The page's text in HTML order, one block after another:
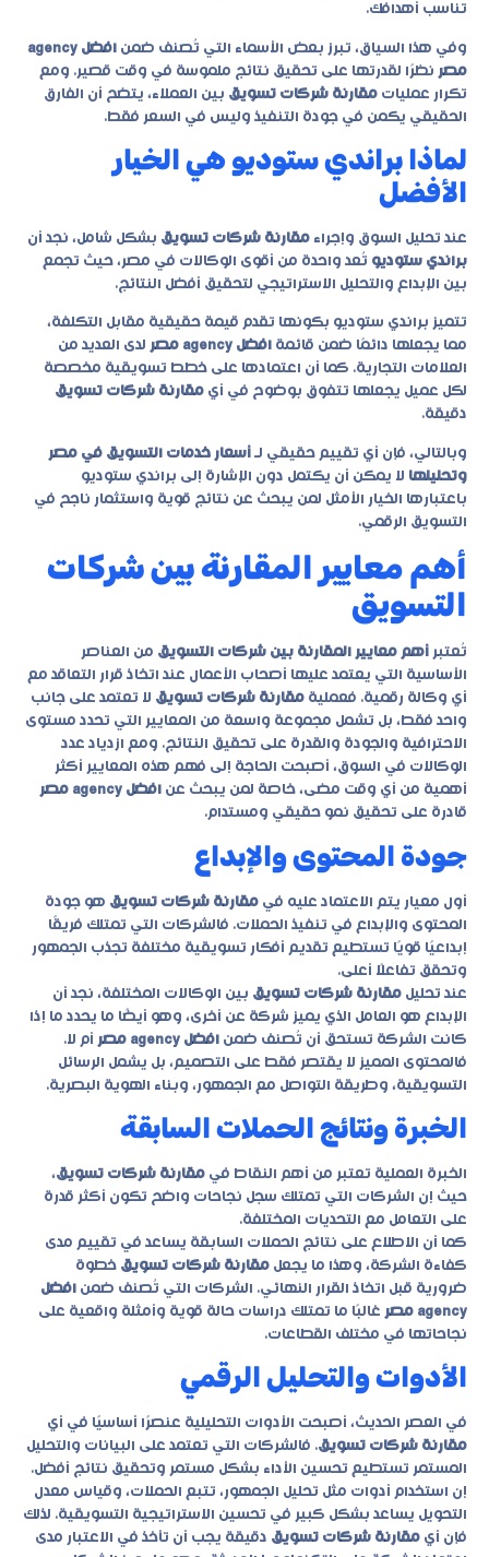
تناسب أهدافك.
وفي هذا السياق، تبرز بعض الأسماء التي تُصنف ضمن
افضل agency
مصر نظرًا لقدرتها على تحقيق نتائج ملموسة في وقت قصير. ومع
تكرار عمليات مقارنة شركات تسويق بين العملاء، يتضح أن الفارق
الحقيقي يكمن في جودة التنفيذ وليس في السعر فقط.
لماذا براندي ستوديو هي الخيار
الأفضل
عند تحليل السوق وإجراء مقارنة شركات تسويق بشكل شامل، نجد أن
براندي ستوديو تُعد واحدة من أقوى الوكالات في مصر، حيث تجمع
بين الإبداع والتحليل الاستراتيجي لتحقيق أفضل النتائج.
تتميز براندي ستوديو بكونها تقدم قيمة حقيقية مقابل التكلفة،
مما يجعلها دائمًا ضمن قائمة افضل agency مصر
لدى العديد من
العلامات التجارية. كما أن اعتمادها على خطط تسويقية مخصصة
لكل عميل يجعلها تتفوق بوضوح في أي مقارنة شركات تسويق
دقيقة.
وبالتالي، فإن أي تقييم حقيقي لـ أسعار خدمات التسويق في مصر
وتحليلها لا يمكن أن يكتمل دون الإشارة إلى براندي ستوديو
باعتبارها الخيار الأمثل لمن يبحث عن نتائج قوية واستثمار ناجح في
التسويق الرقمي.
أهم معايير المقارنة بين شركات
التسويق
تُعتبر أهم معايير المقارنة بين شركات التسويق من العناصر
الأساسية التي يعتمد عليها أصحاب الأعمال عند اتخاذ قرار التعاقد مع
أي وكالة رقمية. فعملية مقارنة شركات تسويق لا تعتمد على جانب
واحد فقط، بل تشمل مجموعة واسعة من المعايير التي تحدد مستوى
الاحترافية والجودة والقدرة على تحقيق النتائج. ومع ازدياد عدد
الوكالات في السوق، أصبحت الحاجة إلى فهم هذه المعايير أكثر
أهمية من أي وقت مضى، خاصة لمن يبحث عن افضل agency مصر
قادرة على تحقيق نمو حقيقي ومستدام.
جودة المحتوى والإبداع
أول معيار يتم الاعتماد عليه في مقارنة شركات تسويق هو جودة
المحتوى والإبداع في تنفيذ الحملات. فالشركات التي تمتلك فريقًا
إبداعيًا قويًا تستطيع تقديم أفكار تسويقية مختلفة تجذب الجمهور
وتحقق تفاعلًا أعلى.
عند تحليل مقارنة شركات تسويق بين الوكالات المختلفة، نجد أن
الإبداع هو العامل الذي يميز شركة عن أخرى، وهو أيضًا ما يحدد ما إذا
كانت الشركة تستحق أن تُصنف ضمن افضل agency مصر
أم لا.
فالمحتوى المميز لا يقتصر فقط على التصميم، بل يشمل الرسائل
التسويقية، وطريقة التواصل مع الجمهور، وبناء الهوية البصرية.
الخبرة ونتائج الحملات السابقة
الخبرة العملية تعتبر من أهم النقاط في مقارنة شركات تسويق،
حيث إن الشركات التي تمتلك سجل نجاحات واضح تكون أكثر قدرة
على التعامل مع التحديات المختلفة.
كما أن الاطلاع على نتائج الحملات السابقة يساعد في تقييم مدى
كفاءة الشركة، وهذا ما يجعل مقارنة شركات تسويق خطوة
ضرورية قبل اتخاذ القرار النهائي. الشركات التي تُصنف ضمن افضل
agency مصر
غالبًا ما تمتلك دراسات حالة قوية وأمثلة واقعية على
نجاحاتها في مختلف القطاعات.
الأدوات والتحليل الرقمي
في العصر الحديث، أصبحت الأدوات التحليلية عنصرًا أساسيًا في أي
مقارنة شركات تسويق. فالشركات التي تعتمد على البيانات والتحليل
المستمر تستطيع تحسين الأداء بشكل مستمر وتحقيق نتائج أفضل.
إن استخدام أدوات مثل تحليل الجمهور، تتبع الحملات، وقياس معدل
التحويل يساعد بشكل كبير في تحسين الاستراتيجية التسويقية. لذلك
فإن أي مقارنة شركات تسويق دقيقة يجب أن تأخذ في الاعتبار مدى